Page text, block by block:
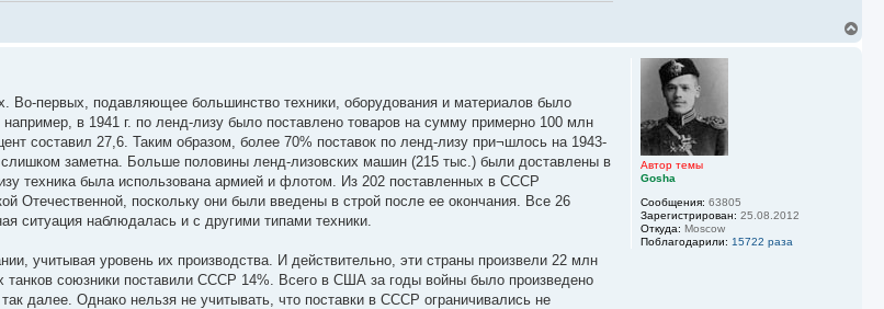
Автор темы
Gosha
Сообщения: 63805
Зарегистрирован: 25.08.2012
Откуда: Moscow
Поблагодарили: 15722 раза
первых, подавляющее большинство техники, оборудования и материалов было
в 1941 г. по ленд-лизу было поставлено товаров на сумму примерно 100 млн
составил 27,6. Таким образом, более 70% поставок по ленд-лизу при¬шлось на 1943-
заметна. Больше половины ленд-лизовских машин (215 тыс.) были доставлены в
техника была использована армией и флотом. Из 202 поставленных в СССР
Отечественной, поскольку они были введены в строй после ее окончания. Все 26
ситуация наблюдалась и с другими типами техники.
учитывая уровень их производства. И действительно, эти страны произвели 22 млн
танков союзники поставили СССР 14%. Всего в США за годы войны было произведено
далее. Однако нельзя не учитывать, что поставки в СССР ограничивались не